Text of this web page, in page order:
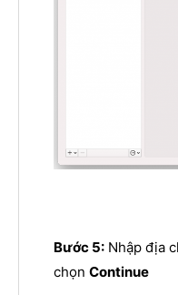
Bước 5:Nhập địa
chọn Continue